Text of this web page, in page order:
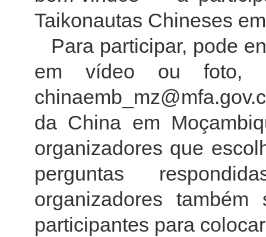
Taikonautas Chineses
Para participar, pode
em vídeo ou foto,
da China em
organizadores que
perguntas
organizadores
participantes para